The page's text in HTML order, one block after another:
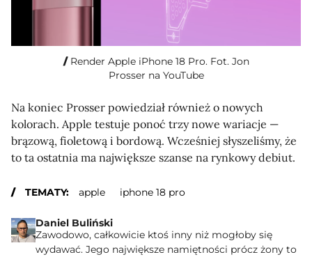
Render Apple iPhone 18 Pro. Fot. Jon
Prosser na YouTube
Na koniec Prosser powiedział również o nowych
kolorach. Apple testuje ponoć trzy nowe wariacje —
brązową, fioletową i bordową. Wcześniej słyszeliśmy, że
to ta ostatnia ma największe szanse na rynkowy debiut.
TEMATY: apple iphone 18 pro
Daniel Buliński
Zawodowo, całkowicie ktoś inny niż mogłoby się
wydawać. Jego największe namiętności prócz żony to